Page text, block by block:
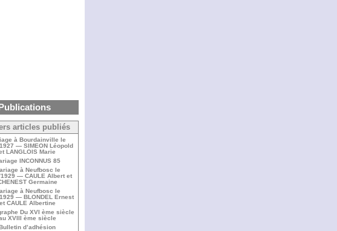
articles publiés
à Bourdainville le
— SIMEON Léopold
LANGLOIS Marie
INCONNUS 85
à Neufbosc le
— CAULE Albert et
Germaine
à Neufbosc le
— BLONDEL Ernest
CAULE Albertine
Du XVI ème siècle
XVIII ème siècle
d’adhésion